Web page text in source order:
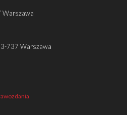
Warszawa
737 Warszawa